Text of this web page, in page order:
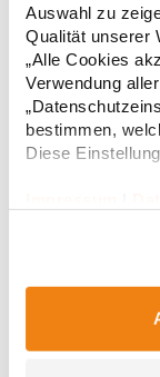
Auswahl zu
Qualität unserer
„Alle Cookies
Verwendung
bestimmen,
Diese
Viskose)Angaben
1699Hersteller:
* Preise inkl.